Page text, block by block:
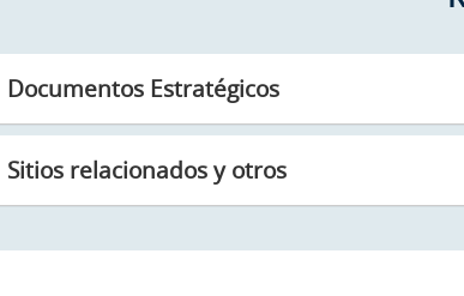
Documentos Estratégicos
Sitios relacionados y otros